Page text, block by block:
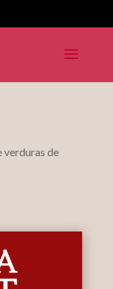
de